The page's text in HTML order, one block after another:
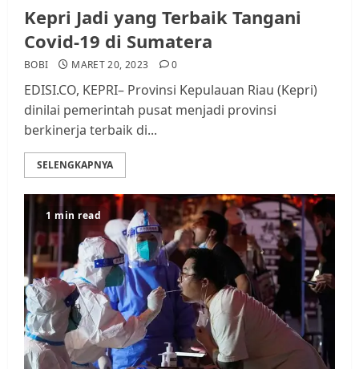
Kepri Jadi yang Terbaik Tangani
Covid-19 di Sumatera
BOBI MARET 20, 2023 0
EDISI.CO, KEPRI– Provinsi Kepulauan Riau (Kepri)
dinilai pemerintah pusat menjadi provinsi
berkinerja terbaik di...
SELENGKAPNYA
1 min read